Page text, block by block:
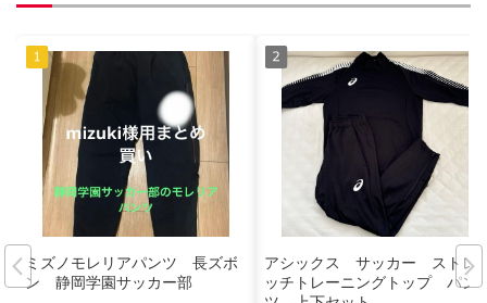
ミズノモレリアパンツ 長ズボ
ン 静岡学園サッカー部
アシックス サッカー ストレ
ッチトレーニングトップ パン